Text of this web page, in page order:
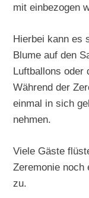
mit einbezogen
Hierbei kann es
Blume auf den
Luftballons oder
Während der
einmal in sich
nehmen.
Viele Gäste
Zeremonie noch
zu.